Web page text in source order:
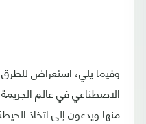
وفيما يلي، استعراض للطرق
الاصطناعي في عالم
منها ويدعون إلى اتخاذ